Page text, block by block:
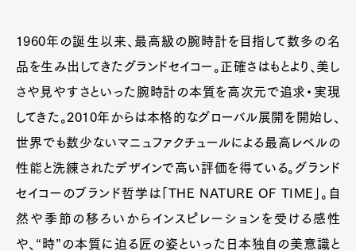
1960年の誕生以来、最高級の腕時計を目指して数多の名
品を生み出してきたグランドセイコー。正確さはもとより、美し
さや見やすさといった腕時計の本質を高次元で追求・実現
してきた。2010年からは本格的なグローバル展開を開始し、
世界でも数少ないマニュファクチュールによる最高レベルの
性能と洗練されたデザインで高い評価を得ている。グランド
セイコーのブランド哲学は「THE NATURE OF TIME」。自
然や季節の移ろいからインスピレーションを受ける感性
や、“時”の本質に迫る匠の姿といった日本独自の美意識と